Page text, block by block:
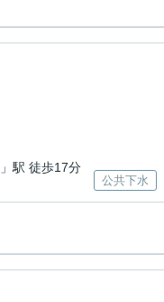
」駅 徒歩17分
公共下水